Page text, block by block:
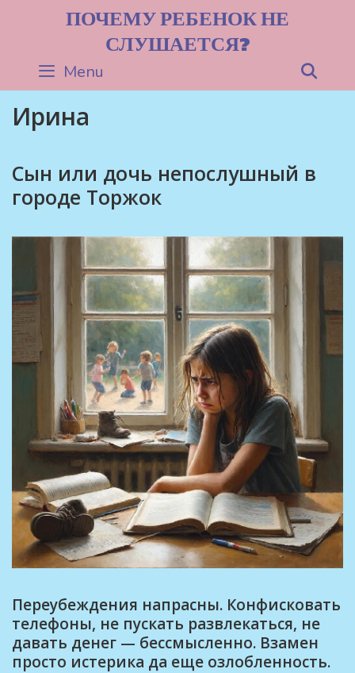
ПОЧЕМУ РЕБЕНОК НЕ
СЛУШАЕТСЯ?
Menu
Ирина
Сын или дочь непослушный в
городе Торжок
Переубеждения напрасны. Конфисковать
телефоны, не пускать развлекаться, не
давать денег — бессмысленно. Взамен
просто истерика да еще озлобленность.